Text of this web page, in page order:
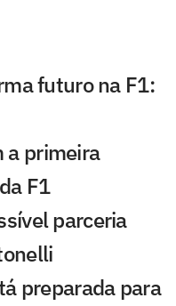
futuro na F1:
a primeira
F1
parceria
preparada para